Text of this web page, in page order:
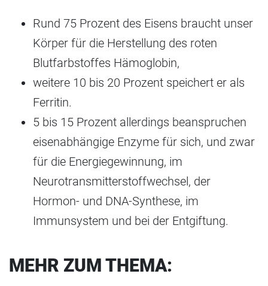
Rund 75 Prozent des Eisens braucht unser
Körper für die Herstellung des roten
Blutfarbstoffes Hämoglobin,
weitere 10 bis 20 Prozent speichert er als
Ferritin.
5 bis 15 Prozent allerdings beanspruchen
eisenabhängige Enzyme für sich, und zwar
für die Energiegewinnung, im
Neurotransmitterstoffwechsel, der
Hormon- und DNA-Synthese, im
Immunsystem und bei der Entgiftung.
MEHR ZUM THEMA: